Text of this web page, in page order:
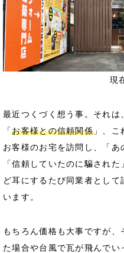
現
最近つくづく想う事。それは
「お客様との信頼関係 」、こ
お客様のお宅を訪問し、「あ
「信頼していたのに騙され
ど耳にするたび同業者とし
います。
もちろん価格も大事ですが
た場合や台風で瓦が飛んでい